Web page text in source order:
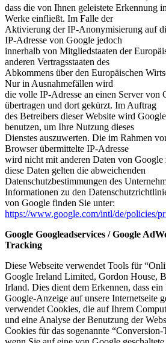
dass die von Ihnen geleistete Erkennung
Werke einfließt. Im Falle der
Aktivierung der IP-Anonymisierung auf
IP-Adresse von Google jedoch
innerhalb von Mitgliedstaaten der
anderen Vertragsstaaten des
Abkommens über den Europäischen
Nur in Ausnahmefällen wird
die volle IP-Adresse an einen Server von
übertragen und dort gekürzt. Im Auftrag
des Betreibers dieser Website wird
benutzen, um Ihre Nutzung dieses
Dienstes auszuwerten. Die im Rahmen
Browser übermittelte IP-Adresse
wird nicht mit anderen Daten von Google
diese Daten gelten die abweichenden
Datenschutzbestimmungen des
Informationen zu den
von Google finden Sie unter:
https://www.google.com/intl/de/policies/
Google Googleadservices / Google
Tracking
Diese Webseite verwendet Tools für
Google Ireland Limited, Gordon House,
Irland. Dies dient dem Erkennen, dass ein
Google-Anzeige auf unsere Internetseite
verwendet Cookies, die auf Ihrem
und eine Analyse der Benutzung der
Cookies für das sogenannte